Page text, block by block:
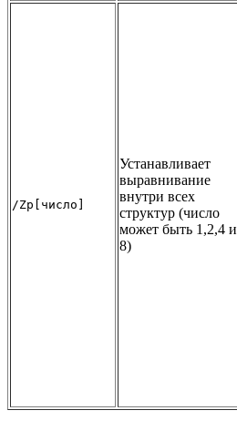
/Zp[число]
Устанавливает
выравнивание
внутри всех
структур (число
может быть 1,2,4 и
8)